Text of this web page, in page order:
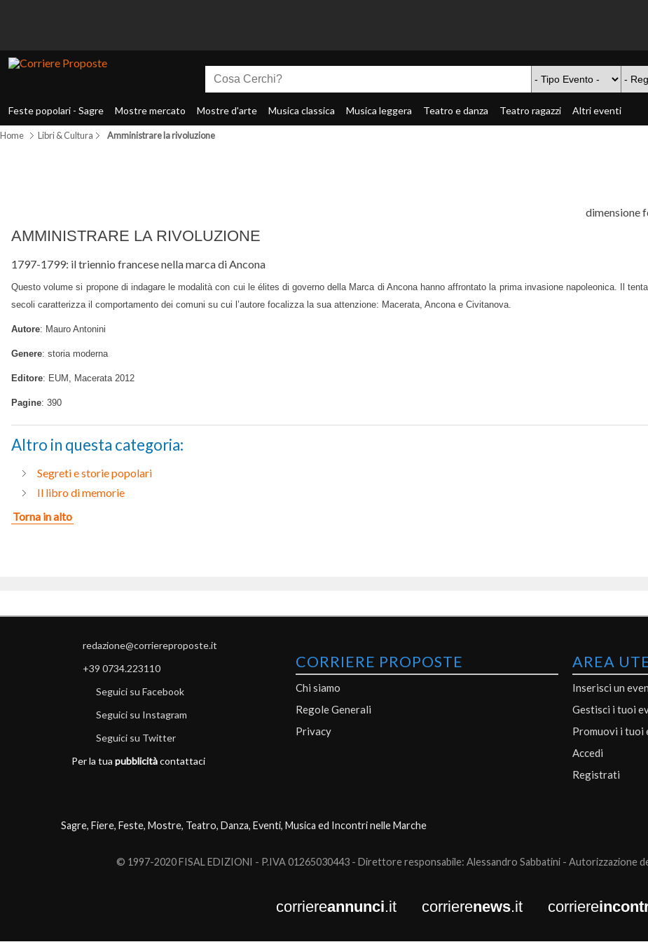
Feste popolari - Sagre Mostre mercato Mostre d'arte Musica classica Musica leggera Teatro e danza Teatro ragazzi Altri eventi
Home Libri & Cultura Amministrare la rivoluzione
dimensione
AMMINISTRARE LA RIVOLUZIONE
1797-1799: il triennio francese nella marca di Ancona
Questo volume si propone di indagare le modalità con cui le élites di governo della Marca di Ancona hanno affrontato la prima invasione napoleonica. Il
secoli caratterizza il comportamento dei comuni su cui l’autore focalizza la sua attenzione: Macerata, Ancona e Civitanova.
Autore: Mauro Antonini
Genere: storia moderna
Editore: EUM, Macerata 2012
Pagine: 390
Altro in questa categoria:
Segreti e storie popolari
Il libro di memorie
Torna in alto
redazione@corriereproposte.it
+39 0734.223110
Seguici su Facebook
Seguici su Instagram
Seguici su Twitter
Per la tua pubblicitàcontattaci
CORRIERE PROPOSTE
Chi siamo
Regole Generali
Privacy
AREA
Inserisci un
Gestisci i tuoi
Promuovi i tuoi
Accedi
Registrati
Sagre, Fiere, Feste, Mostre, Teatro, Danza, Eventi, Musica ed Incontri nelle Marche
© 1997-2020 FISAL EDIZIONI - P.IVA 01265030443 - Direttore responsabile: Alessandro Sabbatini - Autorizzazione
corriereannunci.it corrierenews.it corriere